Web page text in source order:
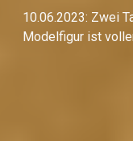
10.06.2023: Zwei
Modelfigur ist